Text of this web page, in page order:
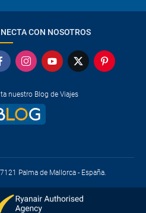
CON NOSOTROS
nuestro Blog de Viajes
Palma de Mallorca - España.